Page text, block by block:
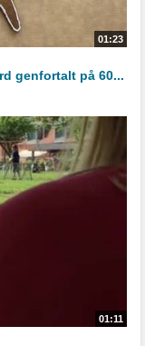
01:23
genfortalt på 60...
01:11